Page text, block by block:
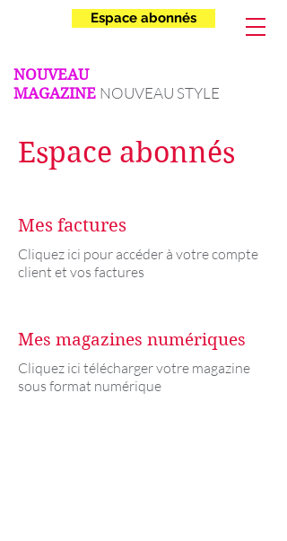
Espace abonnés
NOUVEAU
MAGAZINE NOUVEAU STYLE
Espace abonnés
Mes factures
Cliquez ici pour accéder à votre compte
client et vos factures
Mes magazines numériques
Cliquez ici télécharger votre magazine
sous format numérique